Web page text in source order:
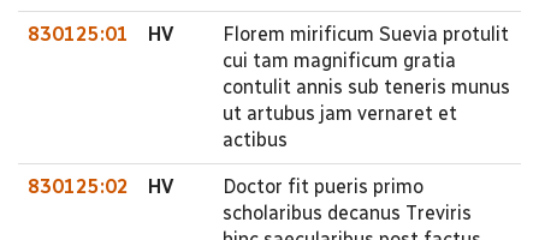
830125:01 HV
Florem mirificum Suevia protulit
cui tam magnificum gratia
contulit annis sub teneris munus
ut artubus jam vernaret et
actibus
830125:02 HV
Doctor fit pueris primo
scholaribus decanus Treviris